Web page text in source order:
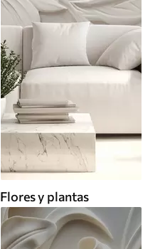
Flores y plantas